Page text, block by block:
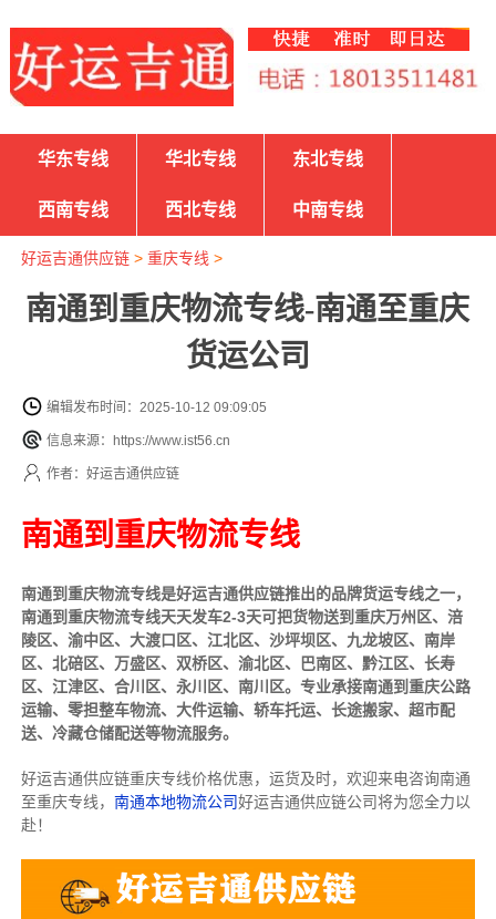
华东专线 华北专线 东北专线
西南专线 西北专线 中南专线
好运吉通供应链> 重庆专线 >
南通到重庆物流专线-南通至重庆
货运公司
编辑发布时间：2025-10-12 09:09:05
信息来源：https://www.ist56.cn
作者：好运吉通供应链
南通到重庆物流专线
南通到重庆物流专线是好运吉通供应链推出的品牌货运专线之一，
南通到重庆物流专线天天发车2-3天可把货物送到重庆万州区、涪
陵区、渝中区、大渡口区、江北区、沙坪坝区、九龙坡区、南岸
区、北碚区、万盛区、双桥区、渝北区、巴南区、黔江区、长寿
区、江津区、合川区、永川区、南川区。专业承接南通到重庆公路
运输、零担整车物流、大件运输、轿车托运、长途搬家、超市配
送、冷藏仓储配送等物流服务。
好运吉通供应链重庆专线价格优惠，运货及时，欢迎来电咨询南通
至重庆专线， 南通本地物流公司好运吉通供应链公司将为您全力以
赴！